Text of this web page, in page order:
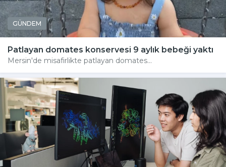
GÜNDEM
Patlayan domates konservesi 9 aylık bebeği yaktı
Mersin'de misafirlikte patlayan domates...